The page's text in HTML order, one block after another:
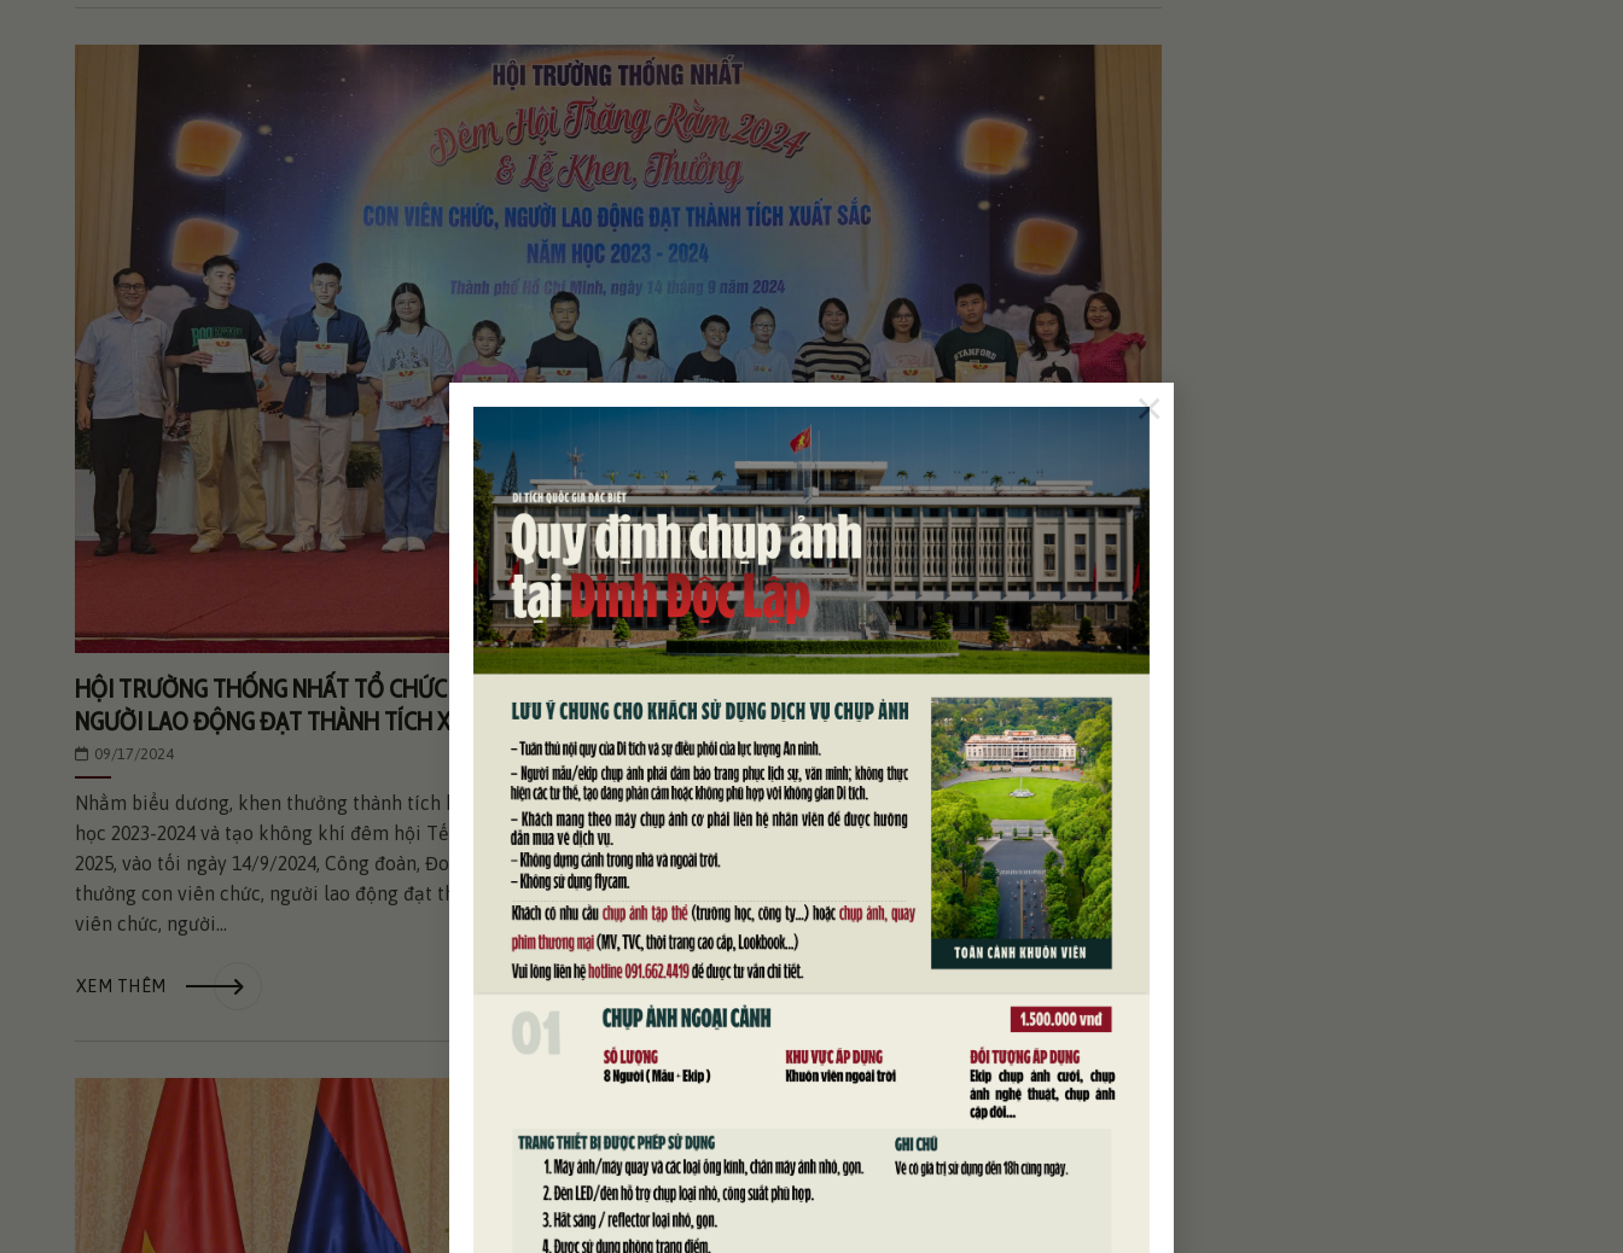
×
HỘI TRƯỜNG THỐNG NHẤT TỔ CHỨC ĐÊM HỘI TRĂNG RẰM 2024 & LỄ KHEN THƯỞNG CHO CON VIÊN CHỨC,
NGƯỜI LAO ĐỘNG ĐẠT THÀNH TÍCH XUẤT SẮC NĂM HỌC 2023 – 2024
09/17/2024
Nhằm biểu dương, khen thưởng thành tích học tập của con viên chức, người lao động của Hội trường Thống Nhất (HTTN) năm
học 2023-2024 và tạo không khí đêm hội Tết trung thu để các cháu được vui chơi, khích lệ tinh thần trong năm học mới 2024-
2025, vào tối ngày 14/9/2024, Công đoàn, Đoàn Thanh niên HTTN đã phối hợp tổ chức “Đêm hội trăng rằm 2024 và Lễ khen,
thưởng con viên chức, người lao động đạt thành tích xuất sắc năm học 2023-2024”. Tại đêm hội, các cháu thiếu nhi là con của
viên chức, người...
XEM THÊM